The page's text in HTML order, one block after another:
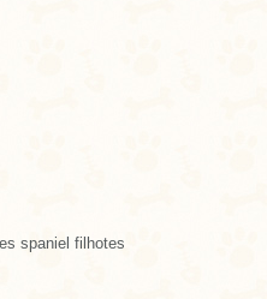
spaniel filhotes